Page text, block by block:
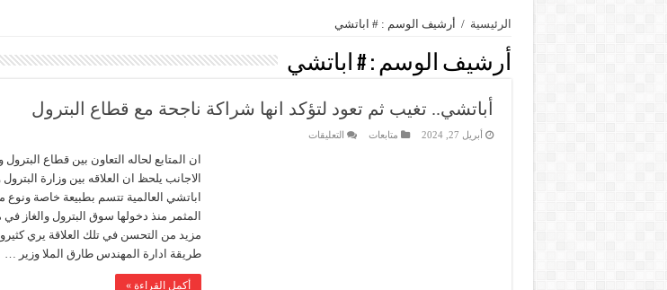
وزيرا التخطيط والتنمية الاقتصادية والبترول والثروة المعدنية يبحثان جهود تحقيق أمن الطاقة ضمن خطة التنمية
شائعات وحقائق.. فحص فروع الشركات بالخارج ومعارين ميدور وظهور جبران ومساعدين جنوب
جنوب الوادي القابضة للبترول» تنظم لقاءً توعويًا حول إدارة الأزمات ورفع كفاءة الاستجابة للمواقف الطارئة
من ذاكرة البترول فكرة متميزة ترصد تاريخ القطاع
وزير البترول والثروة المعدنية يبحث مع إكسون موبيل العالمية آليات تنفيذ مذكرة التفاهم لربط اكتشافات
الرئيسية / أرشيف الوسم : # اباتشي
أرشيف الوسم :# اباتشي
أباتشي.. تغيب ثم تعود لتؤكد انها شراكة ناجحة مع قطاع البترول
أبريل 27, 2024 متابعات التعليقات
ان المتابع لحاله التعاون بين قطاع البترول
الاجانب يلحظ ان العلاقه بين وزارة
اباتشي العالمية تتسم بطبيعة خاصة ونوع
المثمر منذ دخولها سوق البترول والغاز
مزيد من التحسن في تلك العلاقة يري
طريقة ادارة المهندس طارق الملا وزير …
أكمل القراءة »